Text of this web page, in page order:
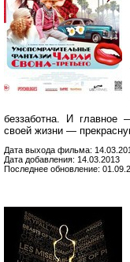
беззаботна. И главное
своей жизни —
Дата выхода фильма:
Дата добавления: 14.03.2013
Последнее обновление: